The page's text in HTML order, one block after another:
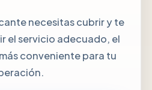
necesitas cubrir y te
el servicio adecuado, el
conveniente para tu